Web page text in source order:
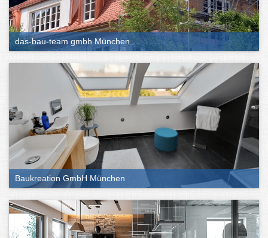
das-bau-team gmbh München
Baukreation GmbH München